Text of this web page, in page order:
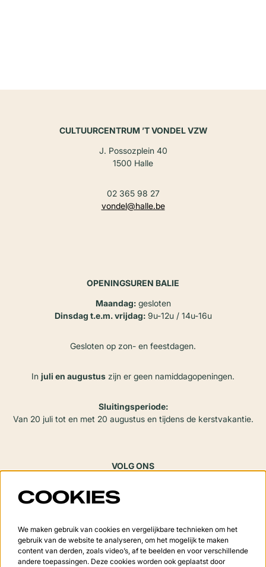
CULTUURCENTRUM ’T VONDEL VZW
J. Possozplein 40
1500 Halle
02 365 98 27
vondel@halle.be
OPENINGSUREN BALIE
Maandag:gesloten
Dinsdag t.e.m. vrijdag:9u-12u / 14u-16u
Gesloten op zon- en feestdagen.
In juli en augustus zijn er geen namiddagopeningen.
Sluitingsperiode:
Van 20 juli tot en met 20 augustus en tijdens de kerstvakantie.
VOLG ONS
Meld je aan voor de nieuwsbrief
COOKIES
We maken gebruik van cookies en vergelijkbare technieken om het
gebruik van de website te analyseren, om het mogelijk te maken
content van derden, zoals video’s, af te beelden en voor verschillende
andere toepassingen. Deze cookies worden ook geplaatst door